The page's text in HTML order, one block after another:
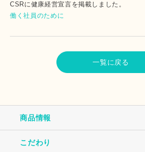
CSRに健康経営宣言を掲載しました。
働く社員のために
一覧に戻る
商品情報
商品情報TOP
こだわり